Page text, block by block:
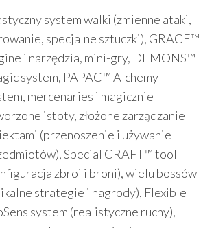
system walki (zmienne ataki,
specjalne sztuczki), GRACE™
i narzędzia, mini-gry, DEMONS™
system, PAPAC™ Alchemy
mercenaries i magicznie
istoty, złożone zarządzanie
(przenoszenie i używanie
Special CRAFT™ tool
zbroi i broni), wielu bossów
strategie i nagrody), Flexible
system (realistyczne ruchy),